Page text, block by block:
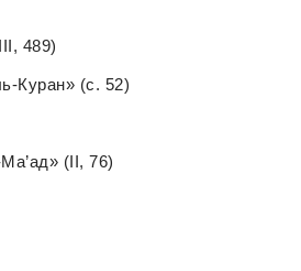
489)
Куран» (с. 52)
(II, 76)